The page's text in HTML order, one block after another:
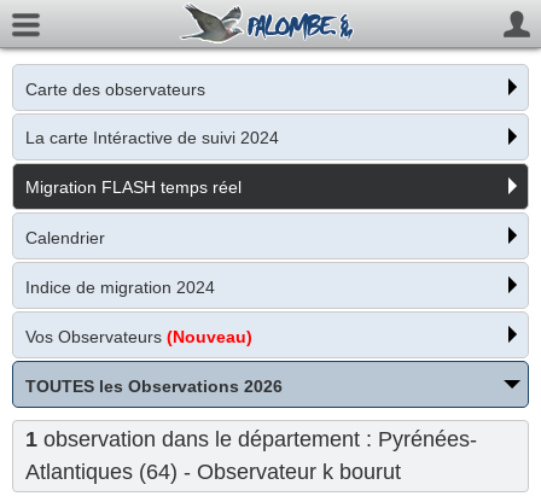
Carte des observateurs
La carte Intéractive de suivi 2024
Migration FLASH temps réel
Calendrier
Indice de migration 2024
Vos Observateurs (Nouveau)
TOUTES les Observations 2026
1 observation dans le département : Pyrénées-
Atlantiques (64) - Observateur k bourut